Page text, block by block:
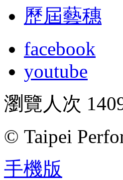
歷屆藝穗
facebook
youtube
瀏覽人次
© Taipei
手機版